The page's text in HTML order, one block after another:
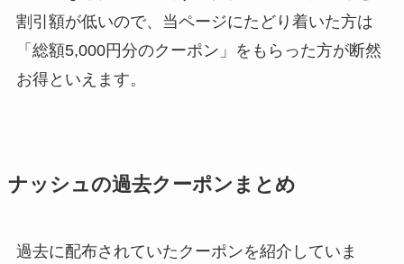
割引額が低いので、当ページにたどり着いた方は
「総額5,000円分のクーポン」をもらった方が断然
お得といえます。
ナッシュの過去クーポンまとめ
過去に配布されていたクーポンを紹介していま